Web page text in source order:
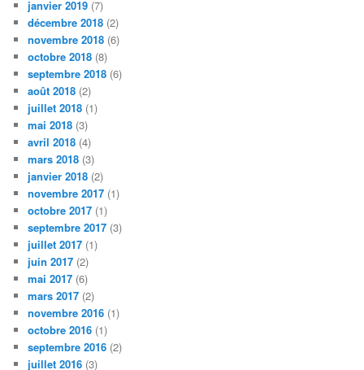
janvier 2019 (7)
décembre 2018 (2)
novembre 2018 (6)
octobre 2018 (8)
septembre 2018 (6)
août 2018 (2)
juillet 2018 (1)
mai 2018 (3)
avril 2018 (4)
mars 2018 (3)
janvier 2018 (2)
novembre 2017 (1)
octobre 2017 (1)
septembre 2017 (3)
juillet 2017 (1)
juin 2017 (2)
mai 2017 (6)
mars 2017 (2)
novembre 2016 (1)
octobre 2016 (1)
septembre 2016 (2)
juillet 2016 (3)